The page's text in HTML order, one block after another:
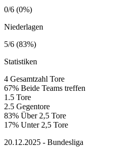
0/6 (0%)
Niederlagen
5/6 (83%)
Statistiken
4 Gesamtzahl Tore
67% Beide Teams treffen
1.5 Tore
2.5 Gegentore
83% Über 2,5 Tore
17% Unter 2,5 Tore
20.12.2025 - Bundesliga